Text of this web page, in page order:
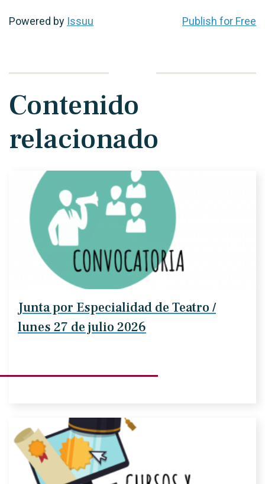
Powered by Issuu Publish for Free
Contenido
relacionado
Junta por Especialidad de Teatro /
lunes 27 de julio 2026